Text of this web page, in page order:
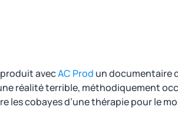
produit avecAC Prod un documentaire
réalité terrible, méthodiquement
les cobayes d’une thérapie pour le